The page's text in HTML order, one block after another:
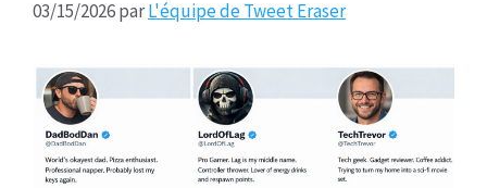
03/15/2026parL'équipe de Tweet Eraser